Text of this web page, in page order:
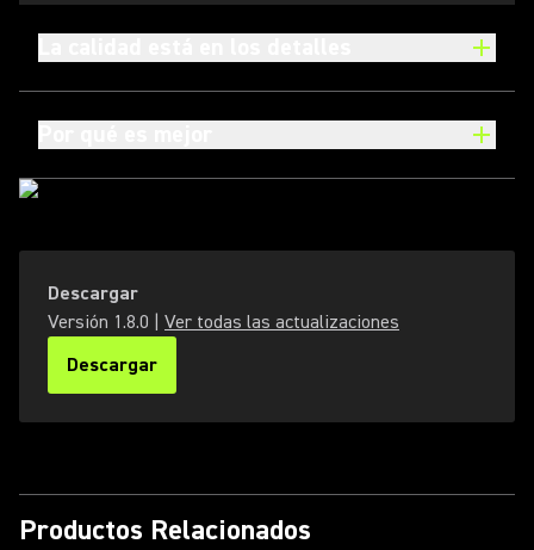
Descargar
Versión 1.8.0
Ver todas las actualizaciones
Descargar
(Opens in a new tab)
Productos Relacionados